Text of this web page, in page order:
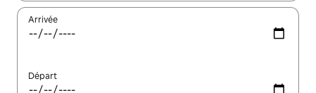
Arrivée
Départ